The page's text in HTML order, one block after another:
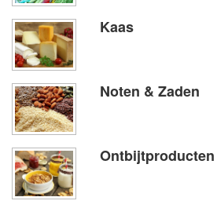
Kaas
Noten & Zaden
Ontbijtproducten